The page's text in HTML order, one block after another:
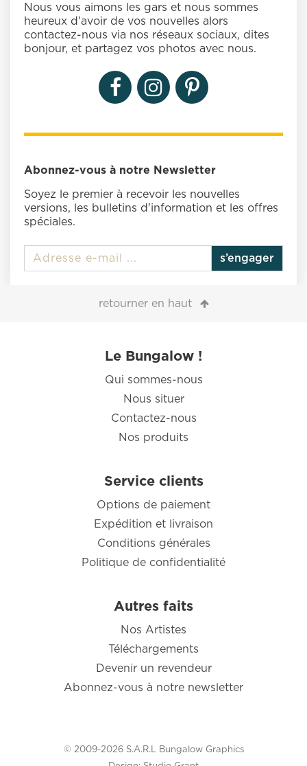
Nous vous aimons les gars et nous sommes
heureux d'avoir de vos nouvelles alors
contactez-nous via nos réseaux sociaux, dites
bonjour, et partagez vos photos avec nous.
Abonnez-vous à notre Newsletter
Soyez le premier à recevoir les nouvelles
versions, les bulletins d'information et les offres
spéciales.
s’engager
retourner en haut
Le Bungalow !
Qui sommes-nous
Nous situer
Contactez-nous
Nos produits
Service clients
Options de paiement
Expédition et livraison
Conditions générales
Politique de confidentialité
Autres faits
Nos Artistes
Téléchargements
Devenir un revendeur
Abonnez-vous à notre newsletter
© 2009-2026 S.A.R.L Bungalow Graphics